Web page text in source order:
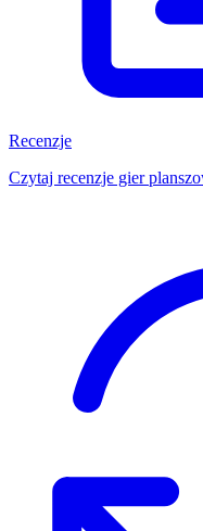
Recenzje
Czytaj recenzje gier